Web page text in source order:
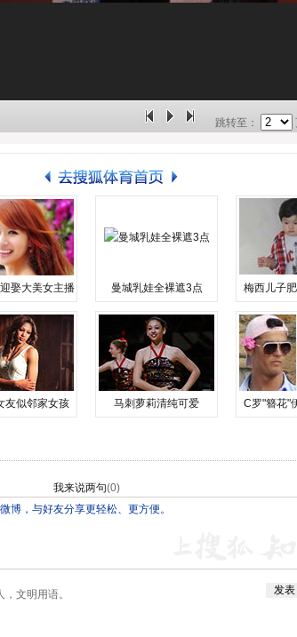
跳转至：
娶大美女主播 曼城乳娃全裸遮3点 梅西儿子
友似邻家女孩 马刺萝莉清纯可爱 C罗"簪花"
我来说两句(0)
文明用语。